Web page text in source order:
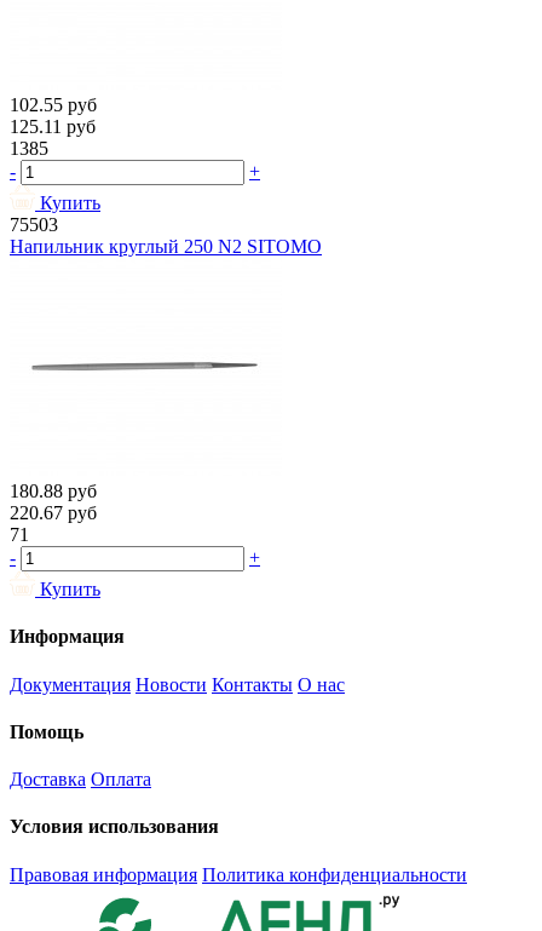
102.55 руб
125.11 руб
1385
-
+
Купить
75503
Напильник круглый 250 N2 SITOMO
180.88 руб
220.67 руб
71
-
+
Купить
Информация
Документация Новости Контакты О нас
Помощь
Доставка Оплата
Условия использования
Правовая информация Политика конфиденциальности